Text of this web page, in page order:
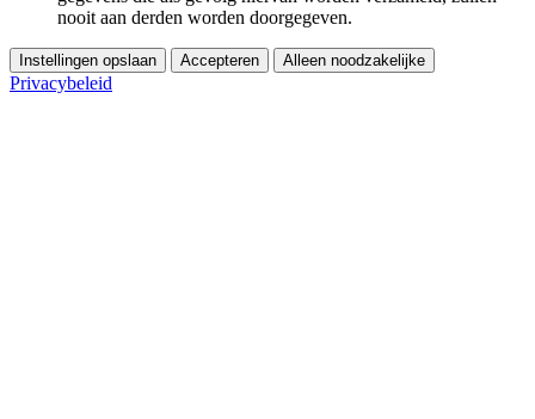
nooit aan derden worden doorgegeven.
Instellingen opslaan Accepteren Alleen noodzakelijke
Privacybeleid